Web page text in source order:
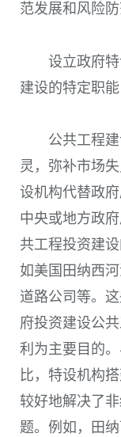
范发展和风险防
设立政府
建设的特定职
公共工程
灵，弥补市场
设机构代替政
中央或地方政
共工程投资建
如美国田纳西
道路公司等。
府投资建设公
利为主要目的
比，特设机构
较好地解决了
题。例如，田